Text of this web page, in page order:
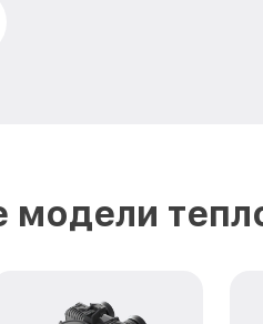
Binocular
модели